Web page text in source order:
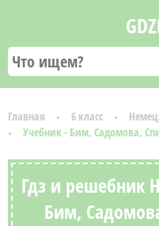
Главная 6 класс
Учебник - Бим, Садомова,
Гдз и решебник
Бим,